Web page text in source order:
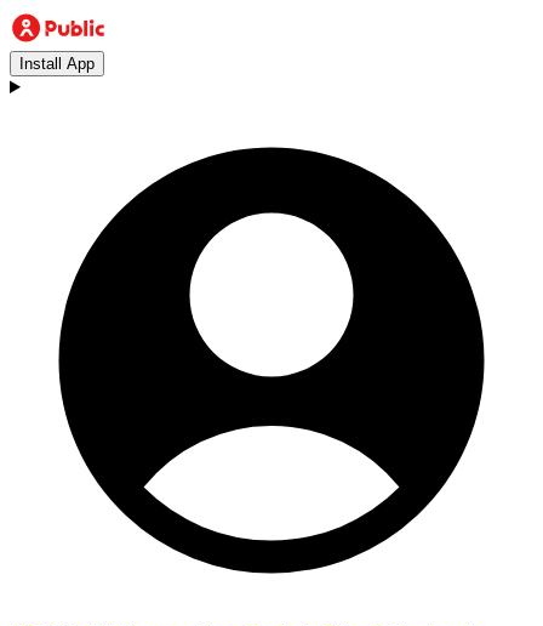
Install App